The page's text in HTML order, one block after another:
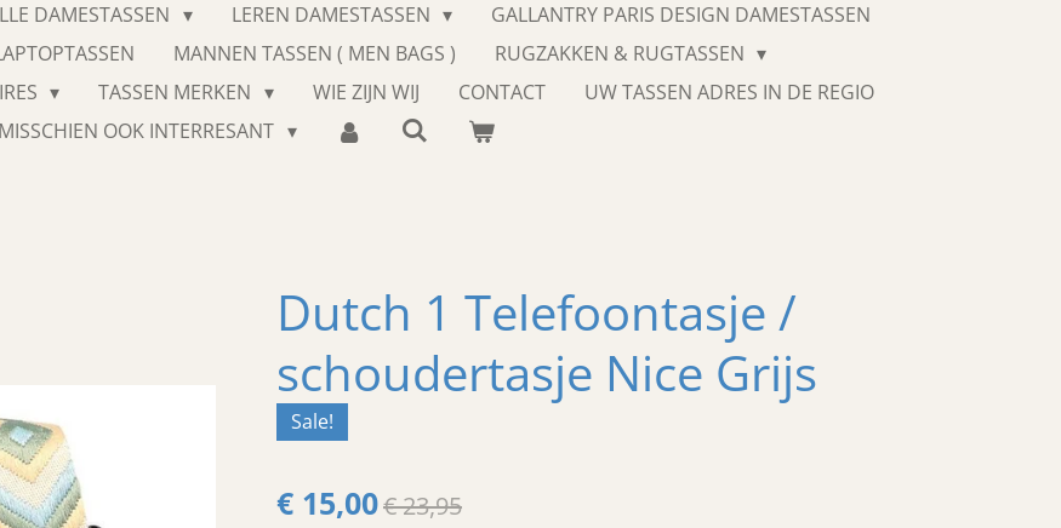
DAMESTASSEN LEREN DAMESTASSEN
GALLANTRY PARIS DESIGN DAMESTASSEN
MANNEN TASSEN ( MEN BAGS )
RUGZAKKEN & RUGTASSEN
TASSEN MERKEN WIE ZIJN WIJ CONTACT
UW TASSEN ADRES IN DE REGIO
MISSCHIEN OOK INTERRESANT
Dutch 1 Telefoontasje /
schoudertasje Nice Grijs
Sale!
€ 15,00€ 23,95